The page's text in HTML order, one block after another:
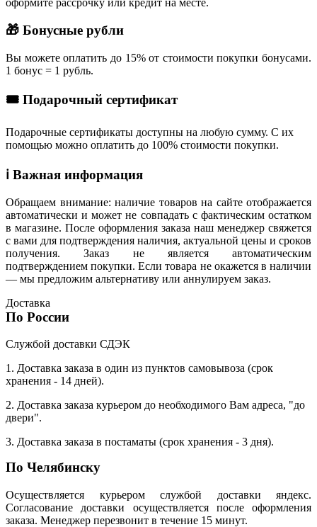
оформите рассрочку или кредит на месте.
🎁 Бонусные рубли
Вы можете оплатить до 15% от стоимости покупки бонусами.
1 бонус = 1 рубль.
🎟 Подарочный сертификат
Подарочные сертификаты доступны на любую сумму. С их
помощью можно оплатить до 100% стоимости покупки.
ℹ️ Важная информация
Обращаем внимание: наличие товаров на сайте отображается
автоматически и может не совпадать с фактическим остатком
в магазине. После оформления заказа наш менеджер свяжется
с вами для подтверждения наличия, актуальной цены и сроков
получения. Заказ не является автоматическим
подтверждением покупки. Если товара не окажется в наличии
— мы предложим альтернативу или аннулируем заказ.
Доставка
По России
Службой доставки СДЭК
1. Доставка заказа в один из пунктов самовывоза (срок
хранения - 14 дней).
2. Доставка заказа курьером до необходимого Вам адреса, "до
двери".
3. Доставка заказа в постаматы (срок хранения - 3 дня).
По Челябинску
Осуществляется курьером службой доставки яндекс.
Согласование доставки осуществляется после оформления
заказа. Менеджер перезвонит в течение 15 минут.